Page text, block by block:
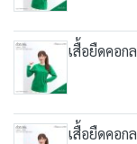
เสื้อยืดคอ
เสื้อยืดคอ